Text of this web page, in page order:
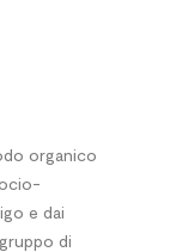
organico
e dai
di